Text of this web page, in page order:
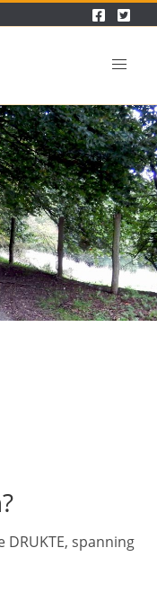
spanning